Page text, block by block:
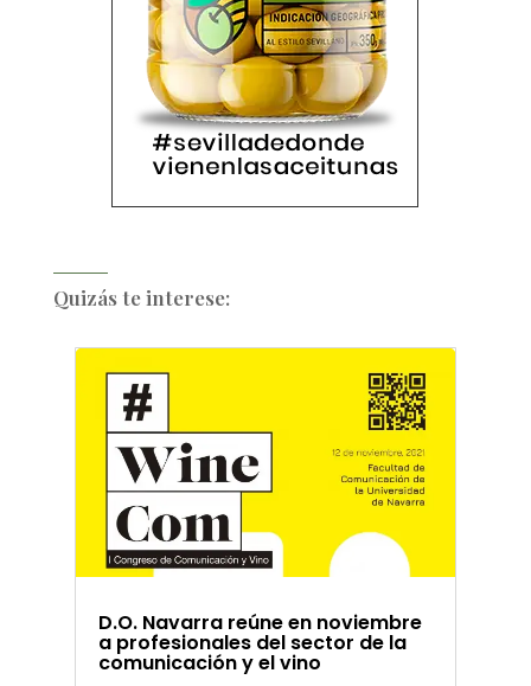
Quizás te interese:
D.O. Navarra reúne en noviembre
a profesionales del sector de la
comunicación y el vino